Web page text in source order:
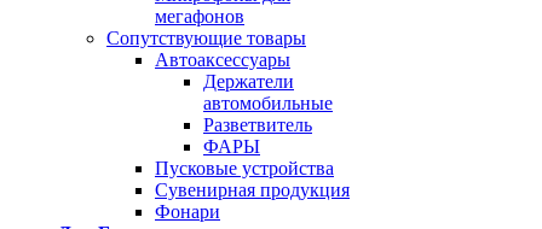
мегафонов
Сопутствующие товары
Автоаксессуары
Держатели
автомобильные
Разветвитель
ФАРЫ
Пусковые устройства
Сувенирная продукция
Фонари